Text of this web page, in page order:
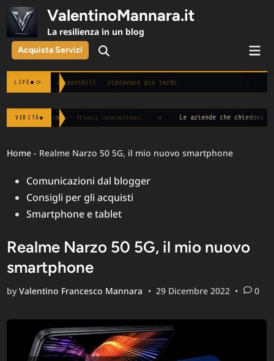
Skip
content
ValentinoMannara.it
La resilienza in un blog
Acquista Servizi Open
LIVE ⟳
Notizie non disponibili · riprovare più tardi
VERITÀ
International ◆ Le aziende che chiedono "disponibilità
Home - Realme Narzo 50 5G, il mio nuovo smartphone
PostedComunicazioni dal blogger
Consigli per gli acquisti
Smartphone e tablet
Realme Narzo 50 5G, il mio nuovo
smartphone
byValentino Francesco Mannara • 29 Dicembre 2022 • 0